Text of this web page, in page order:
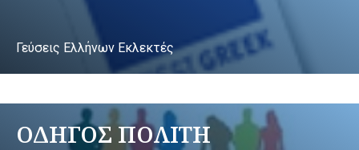
Γεύσεις Ελλήνων Εκλεκτές
ΟΔΗΓΟΣ ΠΟΛΙΤΗ